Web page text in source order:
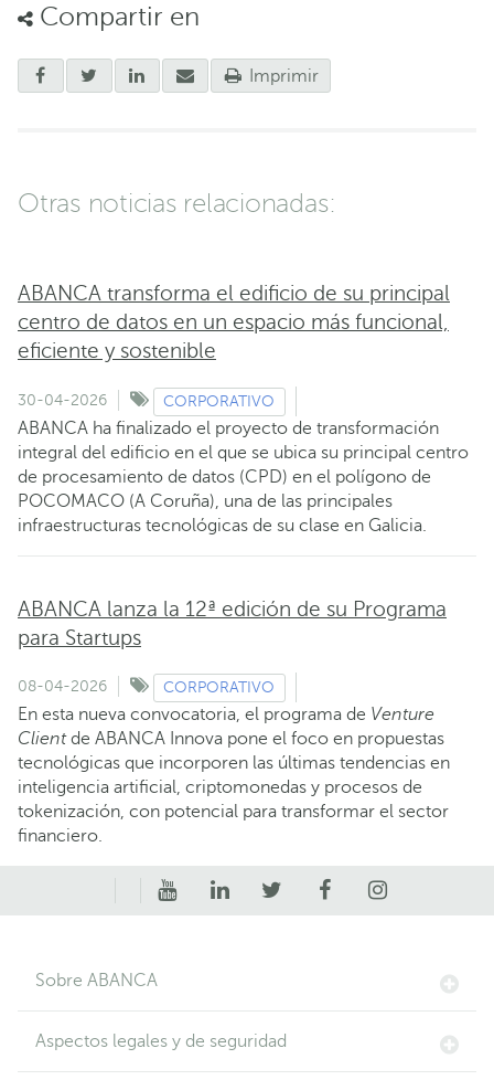
Compartir en
Imprimir
Otras noticias relacionadas:
ABANCA transforma el edificio de su principal
centro de datos en un espacio más funcional,
eficiente y sostenible
30-04-2026 CORPORATIVO
ABANCA ha finalizado el proyecto de transformación
integral del edificio en el que se ubica su principal centro
de procesamiento de datos (CPD) en el polígono de
POCOMACO (A Coruña), una de las principales
infraestructuras tecnológicas de su clase en Galicia.
ABANCA lanza la 12ª edición de su Programa
para Startups
08-04-2026 CORPORATIVO
En esta nueva convocatoria, el programa de Venture
Clientde ABANCA Innova pone el foco en propuestas
tecnológicas que incorporen las últimas tendencias en
inteligencia artificial, criptomonedas y procesos de
tokenización, con potencial para transformar el sector
financiero.
Sobre ABANCA
Aspectos legales y de seguridad